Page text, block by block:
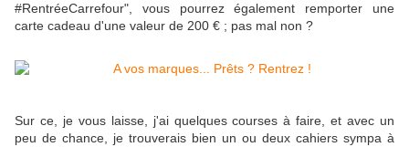
#RentréeCarrefour", vous pourrez également remporter une
carte cadeau d'une valeur de 200 € ; pas mal non ?
Sur ce, je vous laisse, j'ai quelques courses à faire, et avec un
peu de chance, je trouverais bien un ou deux cahiers sympa à